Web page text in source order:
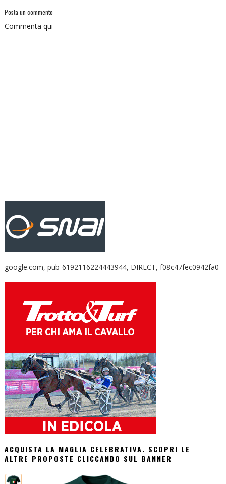
Posta un commento
Commenta qui
google.com, pub-6192116224443944, DIRECT, f08c47fec0942fa0
ACQUISTA LA MAGLIA CELEBRATIVA. SCOPRI LE
ALTRE PROPOSTE CLICCANDO SUL BANNER